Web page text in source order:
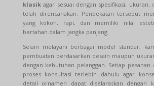
klasikagar sesuai dengan spesifikasi, ukuran,
telah direncanakan. Pendekatan tersebut
yang kokoh, rapi, dan memiliki nilai
bertahan dalam jangka panjang.
Selain melayani berbagai model standar,
pembuatan berdasarkan desain maupun
dengan kebutuhan pelanggan. Setiap
proses konsultasi terlebih dahulu agar
detail ornamen dapat diselaraskan dengan